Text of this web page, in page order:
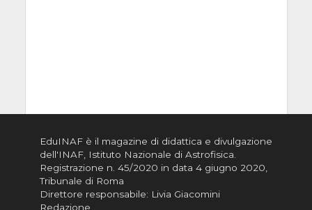
EduINAF è il magazine di didattica e divulgazione
dell'INAF, Istituto Nazionale di Astrofisica
Registrazione n. 45/2020 in data 4 giugno 2020,
Tribunale di Roma
Direttore responsabile: Livia Giacomini
Redazione